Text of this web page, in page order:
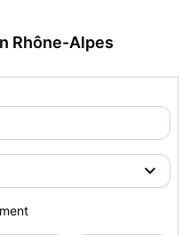
Rhône-Alpes